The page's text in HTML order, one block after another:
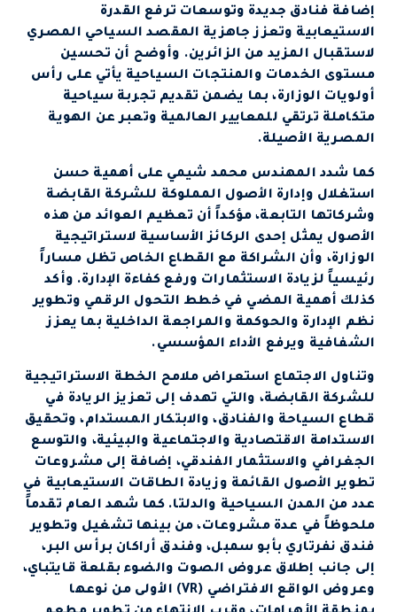
إضافة فنادق جديدة وتوسعات ترفع القدرة
الاستيعابية وتعزز جاهزية المقصد السياحي المصري
لاستقبال المزيد من الزائرين. وأوضح أن تحسين
مستوى الخدمات والمنتجات السياحية يأتي على رأس
أولويات الوزارة، بما يضمن تقديم تجربة سياحية
متكاملة ترتقي للمعايير العالمية وتعبر عن الهوية
المصرية الأصيلة.
كما شدد المهندس محمد شيمي على أهمية حسن
استغلال وإدارة الأصول المملوكة للشركة القابضة
وشركاتها التابعة، مؤكداً أن تعظيم العوائد من هذه
الأصول يمثل إحدى الركائز الأساسية لاستراتيجية
الوزارة، وأن الشراكة مع القطاع الخاص تظل مساراً
رئيسياً لزيادة الاستثمارات ورفع كفاءة الإدارة. وأكد
كذلك أهمية المضي في خطط التحول الرقمي وتطوير
نظم الإدارة والحوكمة والمراجعة الداخلية بما يعزز
الشفافية ويرفع الأداء المؤسسي.
وتناول الاجتماع استعراض ملامح الخطة الاستراتيجية
للشركة القابضة، والتي تهدف إلى تعزيز الريادة في
قطاع السياحة والفنادق، والابتكار المستدام، وتحقيق
الاستدامة الاقتصادية والاجتماعية والبيئية، والتوسع
الجغرافي والاستثمار الفندقي، إضافة إلى مشروعات
تطوير الأصول القائمة وزيادة الطاقات الاستيعابية في
عدد من المدن السياحية والدلتا. كما شهد العام تقدماً
ملحوظاً في عدة مشروعات، من بينها تشغيل وتطوير
فندق نفرتاري بأبو سمبل، وفندق أراكان برأس البر،
إلى جانب إطلاق عروض الصوت والضوء بقلعة قايتباي،
وعروض الواقع الافتراضي (VR) الأولى من نوعها